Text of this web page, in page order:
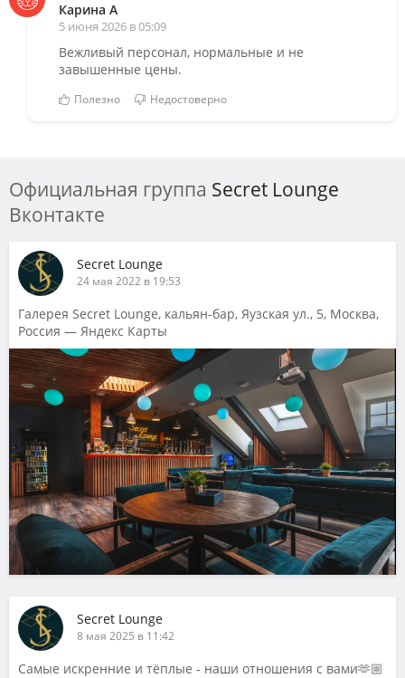
Карина А
5 июня 2026 в 05:09
Вежливый персонал, нормальные и не
завышенные цены.
Полезно Недостоверно
Официальная группа Secret Lounge
Вконтакте
Secret Lounge
24 мая 2022 в 19:53
Галерея Secret Lounge, кальян-бар, Яузская ул., 5, Москва,
Россия — Яндекс Карты
Secret Lounge
8 мая 2025 в 11:42
Самые искренние и тёплые - наши отношения с вами🫶🏼